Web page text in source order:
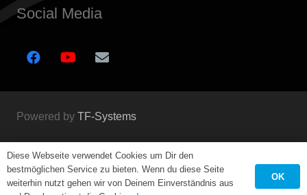
Social Media
Powered by TF-Systems
Kontakt
Diese Webseite verwendet Cookies um Dir den
bestmöglichen Service zu bieten. Wenn du diese Seite
weiterhin nutzt gehen wir von Deinem Einverständnis aus
OK